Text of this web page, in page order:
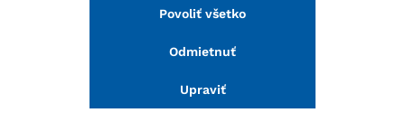
prevádzkový čas externých sedení pri prevádzkach
prevod pozemkov pod technickými zariadeniami
v prospech spoločnosti Termming. Stavby postavené
Povoliť všetko
Odmietnuť
Upraviť
Uložiť nastavenia
Viac informácií